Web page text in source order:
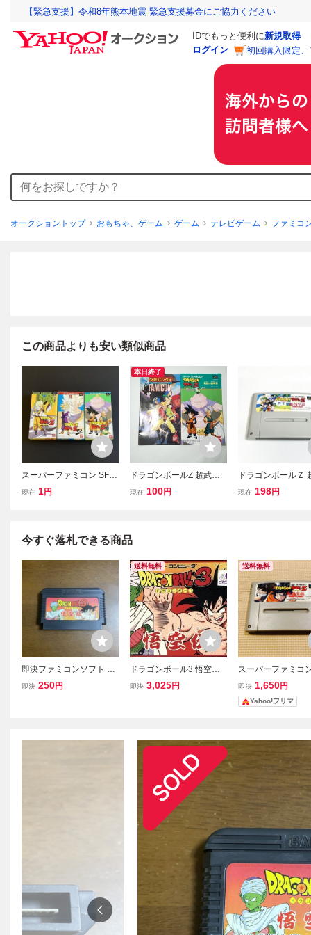
【緊急支援】令和8年熊本地震 緊急支援募金にご協力ください
IDでもっと便利に新規取得
ログイン
初回購入限定
オークショントップ おもちゃ、ゲーム ゲーム テレビゲーム ファミコ
この商品よりも安い類似商品
スーパーファミコン SFC
ドラゴンボールZ 超武闘
現在 1円
本日終了
ドラゴンボールZ 超武闘
伝3 説明書のみ 少年バン
現在 100円
ドラゴンボールＺ
伝 ♪動作確認済♪
現在 198円
今すぐ落札できる商品
即決ファミコンソフト ド
ラゴンボール3悟空伝
即決 250円
送料無料
ドラゴンボール3 悟空伝/
ファミコン
即決 3,025円
送料無料
スーパーファミコ
ゴンボールZ 超悟
醒編 SFCソフト
認済み
即決 1,650円
Yahoo!フリマ